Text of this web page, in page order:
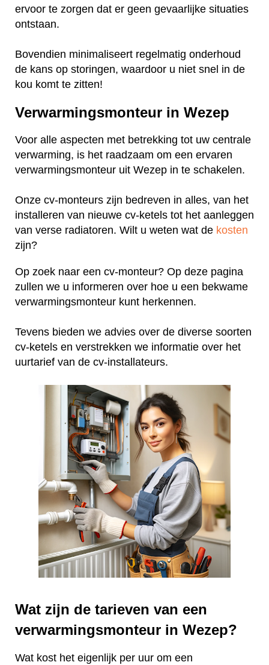
ervoor te zorgen dat er geen gevaarlijke situaties
ontstaan.
Bovendien minimaliseert regelmatig onderhoud
de kans op storingen, waardoor u niet snel in de
kou komt te zitten!
Verwarmingsmonteur in Wezep
Voor alle aspecten met betrekking tot uw centrale
verwarming, is het raadzaam om een ervaren
verwarmingsmonteur uit Wezep in te schakelen.
Onze cv-monteurs zijn bedreven in alles, van het
installeren van nieuwe cv-ketels tot het aanleggen
van verse radiatoren. Wilt u weten wat de kosten
zijn?
Op zoek naar een cv-monteur? Op deze pagina
zullen we u informeren over hoe u een bekwame
verwarmingsmonteur kunt herkennen.
Tevens bieden we advies over de diverse soorten
cv-ketels en verstrekken we informatie over het
uurtarief van de cv-installateurs.
Wat zijn de tarieven van een
verwarmingsmonteur in Wezep?
Wat kost het eigenlijk per uur om een